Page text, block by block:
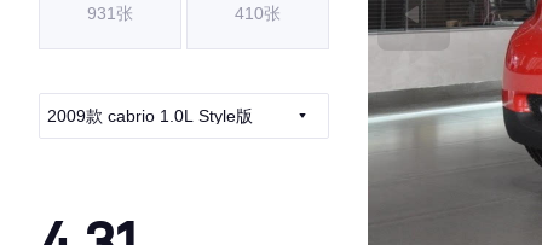
931张 410张
2009款 cabrio 1.0L Style版